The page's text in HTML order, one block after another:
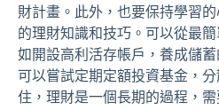
財計畫。此外，也要保持學習
的理財知識和技巧。可以從最
如開設高利活存帳戶，養成儲蓄
可以嘗試定期定額投資基金，
住，理財是一個長期的過程，